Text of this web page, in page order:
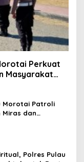
Perkuat
Masyarakat
Morotai Patroli
Miras dan
Polres Pulau